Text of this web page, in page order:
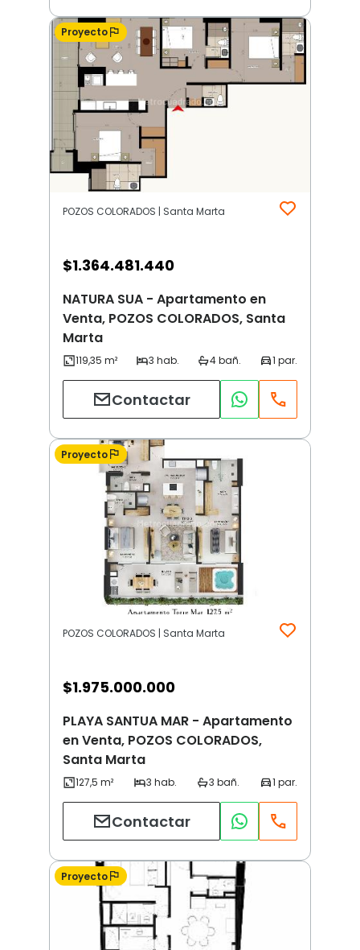
Proyecto
POZOS COLORADOS | Santa Marta
$1.364.481.440
NATURA SUA - Apartamento en
Venta, POZOS COLORADOS, Santa
Marta
Contactar
Proyecto
POZOS COLORADOS | Santa Marta
$1.975.000.000
PLAYA SANTUA MAR - Apartamento
en Venta, POZOS COLORADOS,
Santa Marta
Contactar
Proyecto